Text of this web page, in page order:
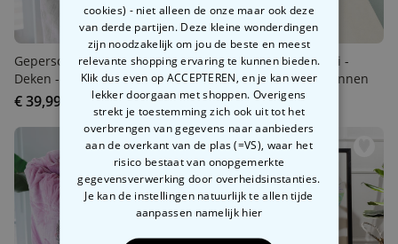
Gepersonaliseerde Hoodie
Deken - illustratie twee
vriendinnen
€ 39,99
Gepersonaliseerde trui -
illustratie twee vriendinnen
€ 39,99
cookies) - niet alleen de onze maar ook deze
van derde partijen. Deze kleine wonderdingen
zijn noodzakelijk om jou de beste en meest
relevante shopping ervaring te kunnen bieden.
Klik dus even op ACCEPTEREN, en je kan weer
lekker doorgaan met shoppen. Overigens
strekt je toestemming zich ook uit tot het
overbrengen van gegevens naar aanbieders
aan de overkant van de plas (=VS), waar het
risico bestaat van onopgemerkte
gegevensverwerking door overheidsinstanties.
Je kan de instellingen natuurlijk te allen tijde
aanpassen namelijk hier